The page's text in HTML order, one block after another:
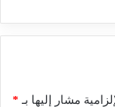
مشار إليها بـ *